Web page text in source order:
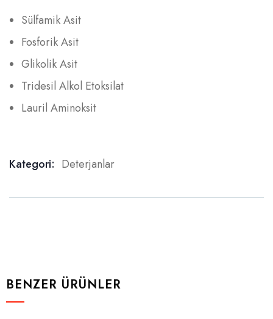
Sülfamik Asit
Fosforik Asit
Glikolik Asit
Tridesil Alkol Etoksilat
Lauril Aminoksit
Kategori: Deterjanlar
BENZER ÜRÜNLER